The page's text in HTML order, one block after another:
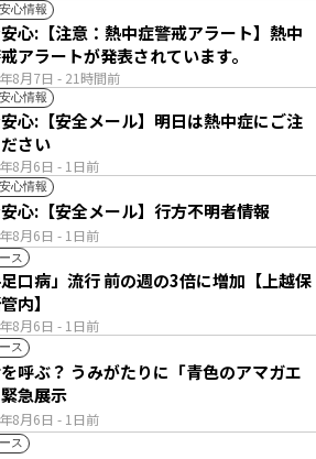
心情報
8月7日 - 21時間前
心:【注意：熱中症警戒アラート】熱中
アラートが発表されています。
心情報
8月6日 - 1日前
心:【安全メール】明日は熱中症にご注
さい
心情報
8月6日 - 1日前
心:【安全メール】行方不明者情報
ス
8月6日 - 1日前
」流行 前の週の3倍に増加【上越保
内】
ス
8月6日 - 1日前
呼ぶ？ うみがたりに「青色のアマガエ
急展示
ス